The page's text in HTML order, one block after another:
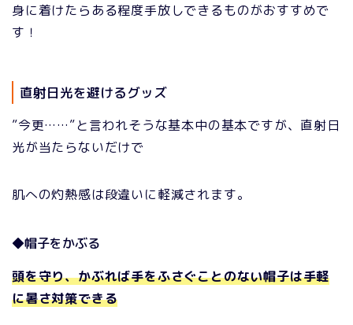
身に着けたらある程度手放しできるものがおすすめで
す！
直射日光を避けるグッズ
”今更……”と言われそうな基本中の基本ですが、直射日
光が当たらないだけで
肌への灼熱感は段違いに軽減されます。
◆帽子をかぶる
頭を守り、かぶれば手をふさぐことのない帽子は手軽
に暑さ対策できる